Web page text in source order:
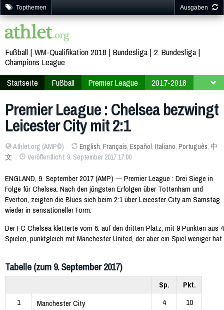
Topthemen Ausgaben
Fußball WM-Qualifikation 2018 Bundesliga 2. Bundesliga
Champions League
Startseite
Fußball Premier League
2017-2018
Premier League : Chelsea bezwingt
Leicester City mit 2:1
Athlet.org (AMP©) English, Français, Español, Italiano, Português, 中
文
Veröffentlicht: 9. September 2017 17:00
ENGLAND, 9. September 2017 (AMP) — Premier League : Drei Siege in
Folge für Chelsea. Nach den jüngsten Erfolgen über Tottenham und
Everton, zeigten die Blues sich beim 2:1 über Leicester City am Samstag
wieder in sensationeller Form.
Der FC Chelsea kletterte vom 6. auf den dritten Platz, mit 9 Punkten aus 4
Spielen, punktgleich mit Manchester United, der aber ein Spiel weniger hat.
Tabelle (zum 9. September 2017)
Sp.
Pkt.
1
Manchester City 4
10